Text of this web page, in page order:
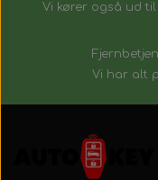
Vi kører også ud
Vi har alt